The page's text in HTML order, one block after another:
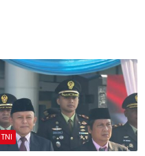
TNI